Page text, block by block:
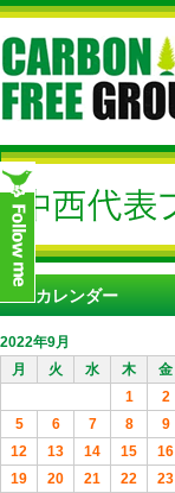
カレンダー
2022年9月
月
火 水 木 金
1
2
5
6 7 8 9
12
13 14 15 16
19
20 21 22 23